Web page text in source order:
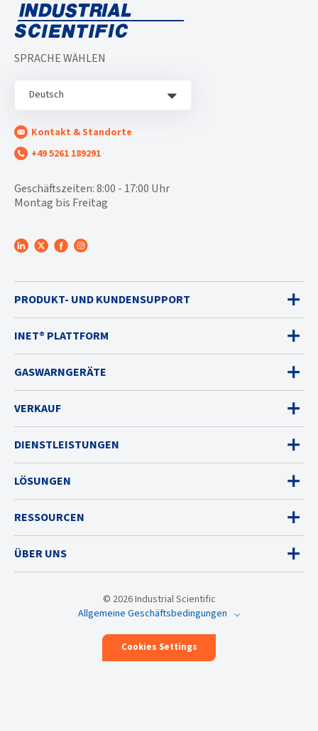
SPRACHE WÄHLEN
Deutsch
Kontakt & Standorte
+49 5261 189291
Geschäftszeiten: 8:00 - 17:00 Uhr
Montag bis Freitag
PRODUKT- UND KUNDENSUPPORT
INET® PLATTFORM
GASWARNGERÄTE
VERKAUF
DIENSTLEISTUNGEN
LÖSUNGEN
RESSOURCEN
ÜBER UNS
© 2026 Industrial Scientific
Allgemeine Geschäftsbedingungen
Cookies Settings